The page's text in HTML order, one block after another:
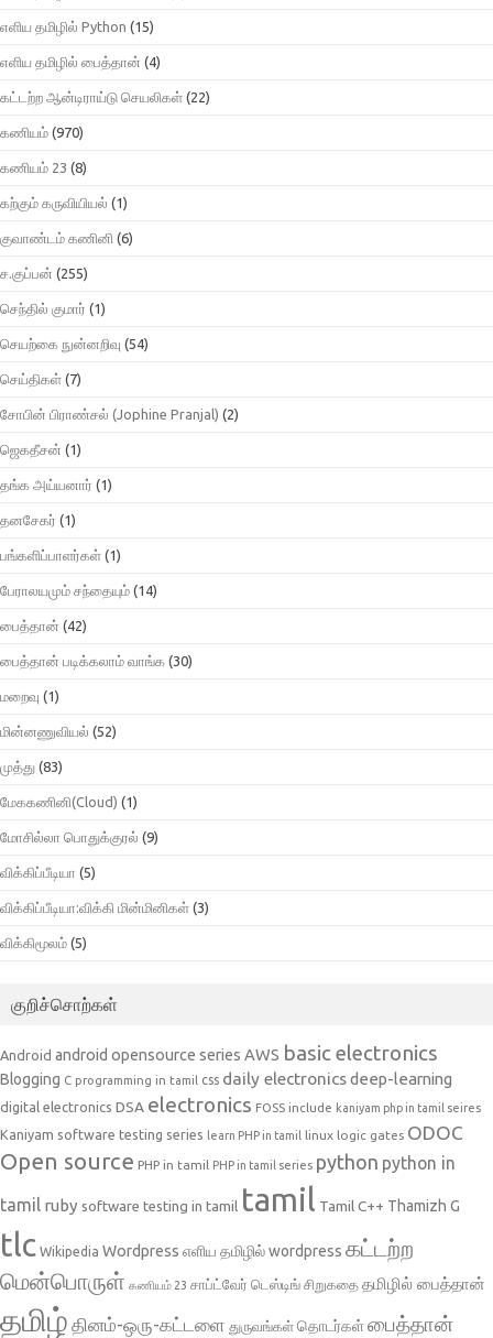
எளிய தமிழில் Python (15)
எளிய தமிழில் பைத்தான் (4)
கட்டற்ற ஆன்டிராய்டு செயலிகள் (22)
கணியம் (970)
கணியம் 23 (8)
கற்கும் கருவியியல் (1)
குவாண்டம் கணினி (6)
ச.குப்பன் (255)
செந்தில் குமார் (1)
செயற்கை நுன்னறிவு (54)
செய்திகள் (7)
சோபின் பிராண்சல் (Jophine Pranjal) (2)
ஜெகதீசன் (1)
தங்க அய்யனார் (1)
தனசேகர் (1)
பங்களிப்பாளர்கள் (1)
பேராலயமும் சந்தையும் (14)
பைத்தான் (42)
பைத்தான் படிக்கலாம் வாங்க (30)
மறைவு (1)
மின்னணுவியல் (52)
முத்து (83)
மேககணினி(Cloud) (1)
மோசில்லா பொதுக்குரல் (9)
விக்கிப்பீடியா (5)
விக்கிப்பீடியா:விக்கி மின்மினிகள் (3)
விக்கிமூலம் (5)
குறிச்சொற்கள்
Android android opensource series AWS basic electronics
Blogging C programming in tamil css daily electronicsdeep-learning
digital electronics DSA electronics FOSS include kaniyam php in tamil seires
Kaniyam software testing series learn PHP in tamil linux logic gates ODOC
Open source PHP in tamil PHP in tamil series python python in
tamil ruby software testing in tamil tamil Tamil C++ Thamizh G
tlc Wikipedia Wordpress எளிய தமிழில் wordpress கட்டற்ற
மென்பொருள் கணியம் 23 சாப்ட்வேர் டெஸ்டிங் சிறுகதை தமிழில் பைத்தான்
தமிழ் தினம்-ஒரு-கட்டளை துருவங்கள் தொடர்கள்பைத்தான்